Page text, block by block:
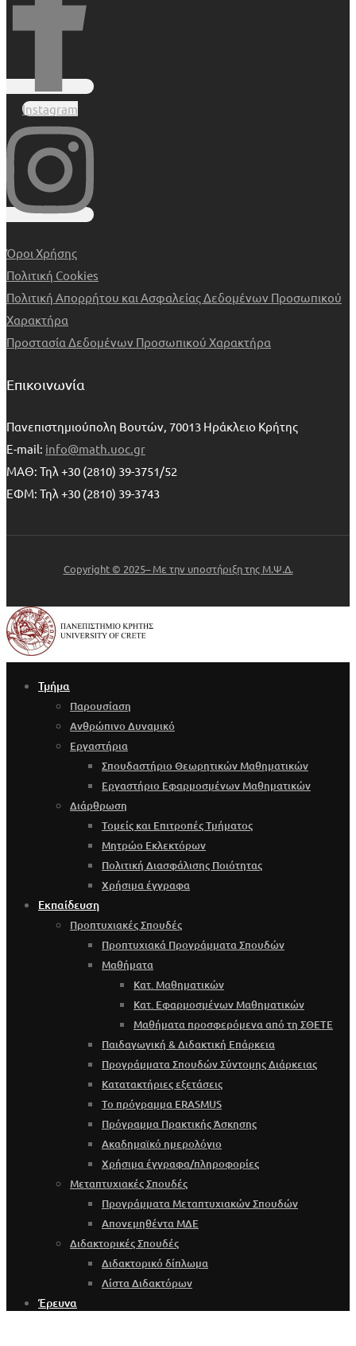
Instagram
Όροι Χρήσης
Πολιτική Cookies
Πολιτική Απορρήτου και Ασφαλείας Δεδομένων Προσωπικού
Χαρακτήρα
Προστασία Δεδομένων Προσωπικού Χαρακτήρα
Επικοινωνία
Πανεπιστημιούπολη Βουτών, 70013 Ηράκλειο Κρήτης
E-mail: info@math.uoc.gr
ΜΑΘ: Τηλ +30 (2810) 39-3751/52
ΕΦΜ: Τηλ +30 (2810) 39-3743
Copyright © 2025– Με την υποστήριξη της Μ.Ψ.Δ.
Τμήμα
Παρουσίαση
Ανθρώπινο Δυναμικό
Εργαστήρια
Σπουδαστήριο Θεωρητικών Μαθηματικών
Εργαστήριο Εφαρμοσμένων Μαθηματικών
Διάρθρωση
Τομείς και Επιτροπές Τμήματος
Μητρώο Εκλεκτόρων
Πολιτική Διασφάλισης Ποιότητας
Χρήσιμα έγγραφα
Εκπαίδευση
Προπτυχιακές Σπουδές
Προπτυχιακά Προγράμματα Σπουδών
Μαθήματα
Κατ. Μαθηματικών
Κατ. Εφαρμοσμένων Μαθηματικών
Μαθήματα προσφερόμενα από τη ΣΘΕΤΕ
Παιδαγωγική & Διδακτική Επάρκεια
Προγράμματα Σπουδών Σύντομης Διάρκειας
Κατατακτήριες εξετάσεις
Το πρόγραμμα ERASMUS
Πρόγραμμα Πρακτικής Άσκησης
Ακαδημαϊκό ημερολόγιο
Χρήσιμα έγγραφα/πληροφορίες
Μεταπτυχιακές Σπουδές
Προγράμματα Μεταπτυχιακών Σπουδών
Απονεμηθέντα ΜΔΕ
Διδακτορικές Σπουδές
Διδακτορικό δίπλωμα
Λίστα Διδακτόρων
Έρευνα